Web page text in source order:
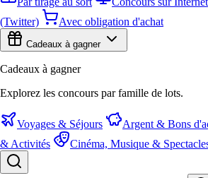
(Twitter)
Avec obligation d'achat
Cadeaux à gagner
Cadeaux à gagner
Explorez les concours par famille de lots.
Voyages & Séjours Argent & Bons
& Activités
Cinéma, Musique &